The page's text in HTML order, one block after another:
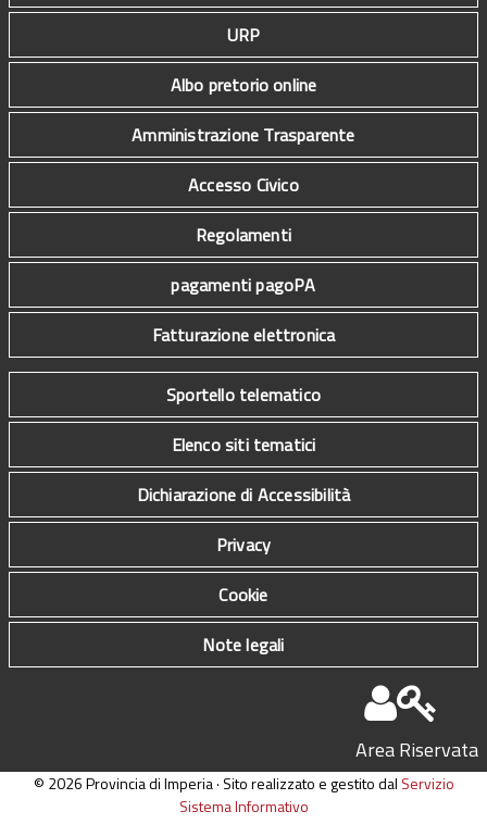
URP
Albo pretorio online
Amministrazione Trasparente
Accesso Civico
Regolamenti
pagamenti pagoPA
Fatturazione elettronica
Sportello telematico
Elenco siti tematici
Dichiarazione di Accessibilità
Privacy
Cookie
Note legali
Area Riservata
© 2026 Provincia di Imperia · Sito realizzato e gestito dal Servizio
Sistema Informativo